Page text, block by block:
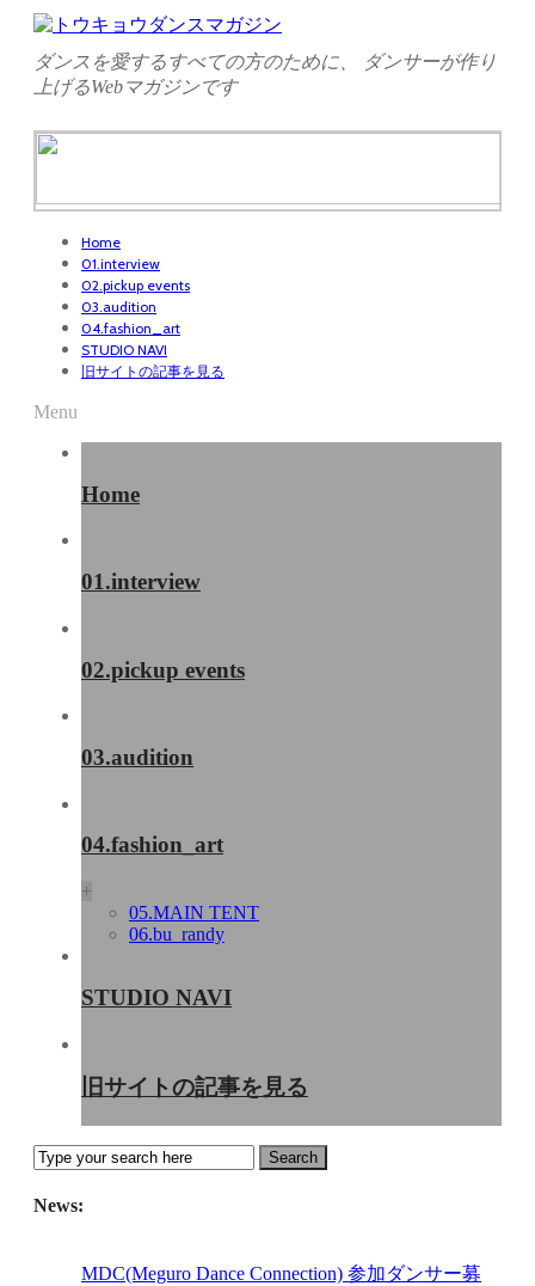
ダンスを愛するすべての方のために、 ダンサーが作り
上げるWebマガジンです
Home
01.interview
02.pickup events
03.audition
04.fashion_art
STUDIO NAVI
旧サイトの記事を見る
Menu
Home
01.interview
02.pickup events
03.audition
04.fashion_art
+
05.MAIN TENT
06.bu_randy
STUDIO NAVI
旧サイトの記事を見る
News:
MDC(Meguro Dance Connection) 参加ダンサー募